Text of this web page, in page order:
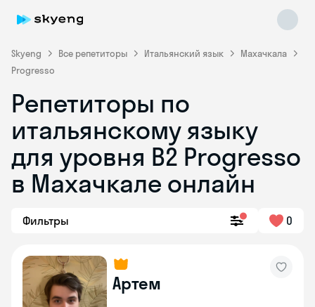
Skyeng Все репетиторы Итальянский язык
Махачкала
Progresso
Репетиторы по
итальянскому языку
для уровня B2 Progresso
в Махачкале онлайн
Фильтры 0
Артем
Skyeng Chat